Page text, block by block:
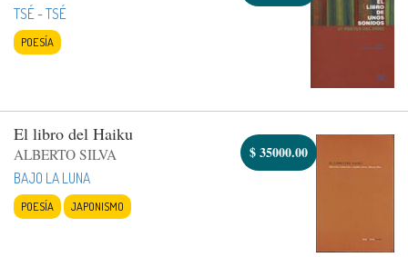
TSÉ - TSÉ
POESÍA
El libro del Haiku
ALBERTO SILVA
BAJO LA LUNA
POESÍA JAPONISMO
$35000.00